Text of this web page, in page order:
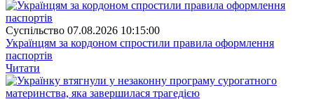
Суспiльство 07.08.2026 10:15:00
Українцям за кордоном спростили правила оформлення
паспортів
Читати